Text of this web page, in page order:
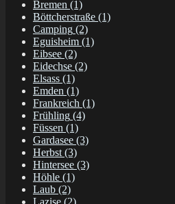
Bremen (1)
Böttcherstraße (1)
Camping (2)
Eguisheim (1)
Eibsee (2)
Eidechse (2)
Elsass (1)
Emden (1)
Frankreich (1)
Frühling (4)
Füssen (1)
Gardasee (3)
Herbst (3)
Hintersee (3)
Höhle (1)
Laub (2)
Lazise (2)